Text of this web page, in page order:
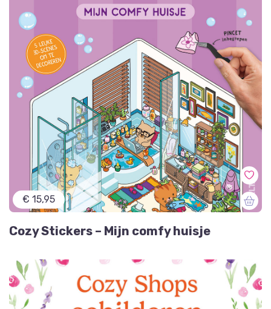
€ 15,95
Cozy Stickers – Mijn comfy huisje